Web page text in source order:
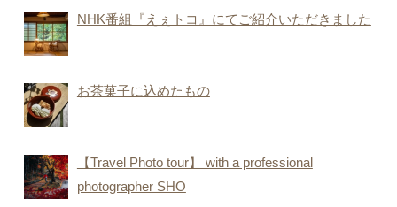
NHK番組『えぇトコ』にてご紹介いただきました
お茶菓子に込めたもの
【Travel Photo tour】 with a professional
photographer SHO